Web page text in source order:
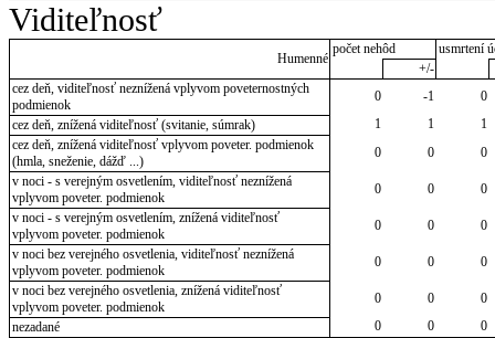
Viditeľnosť
Humenné
počet nehôd
usmrtení
+/-
cez deň, viditeľnosť neznížená vplyvom poveternostných
podmienok
0 -1
0
cez deň, znížená viditeľnosť (svitanie, súmrak)
1 1
1
cez deň, znížená viditeľnosť vplyvom poveter. podmienok
(hmla, sneženie, dážď ...)
0 0
0
v noci - s verejným osvetlením, viditeľnosť neznížená
vplyvom poveter. podmienok
0 0
0
v noci - s verejným osvetlením, znížená viditeľnosť
vplyvom poveter. podmienok
0 0
0
v noci bez verejného osvetlenia, viditeľnosť neznížená
vplyvom poveter. podmienok
0 0
0
v noci bez verejného osvetlenia, znížená viditeľnosť
vplyvom poveter. podmienok
0 0
0
nezadané
0 0 0